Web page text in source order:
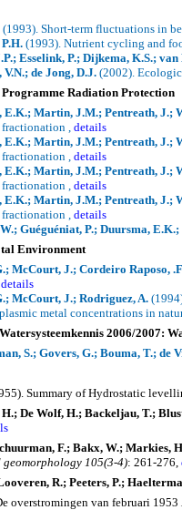
(1993). Short-term fluctuations in
P.H.(1993). Nutrient cycling and
Esselink, P.; Dijkema, K.S.;
V.N.; de Jong, D.J. (2002).
Programme Radiation Protection
, E.K.; Martin, J.M.; Pentreath, J.;
, details
, E.K.; Martin, J.M.; Pentreath, J.;
, details
, E.K.; Martin, J.M.; Pentreath, J.;
, details
, E.K.; Martin, J.M.; Pentreath, J.;
, details
Guéguéniat, P.; Duursma, E.K.;
Environment
McCourt, J.; Cordeiro Raposo,
details
McCourt, J.; Rodriguez, A.
metal concentrations in
2006/2007:
S.; Govers, G.; Bouma, T.; de
Summary of Hydrostatic
De Wolf, H.; Backeljau, T.;
F.; Bakx, W.; Markies,
105(3-4): 261-276,
R.; Peeters, P.;
overstromingen van februari 1953